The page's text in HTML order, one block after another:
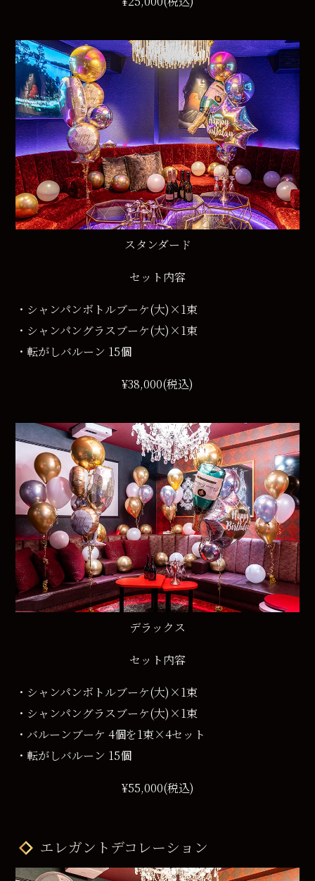
スタンダード
セット内容
・シャンパンボトルブーケ(大)×1束
・シャンパングラスブーケ(大)×1束
・転がしバルーン 15個
¥38,000(税込)
デラックス
セット内容
・シャンパンボトルブーケ(大)×1束
・シャンパングラスブーケ(大)×1束
・バルーンブーケ 4個を1束×4セット
・転がしバルーン 15個
¥55,000(税込)
エレガントデコレーション